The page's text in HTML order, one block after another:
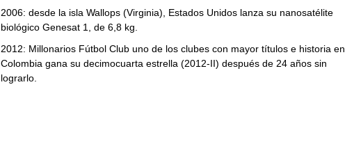
2006: desde la isla Wallops (Virginia), Estados Unidos lanza su nanosatélite
biológico Genesat 1, de 6,8 kg.
2012: Millonarios Fútbol Club uno de los clubes con mayor títulos e historia en
Colombia gana su decimocuarta estrella (2012-II) después de 24 años sin
lograrlo.